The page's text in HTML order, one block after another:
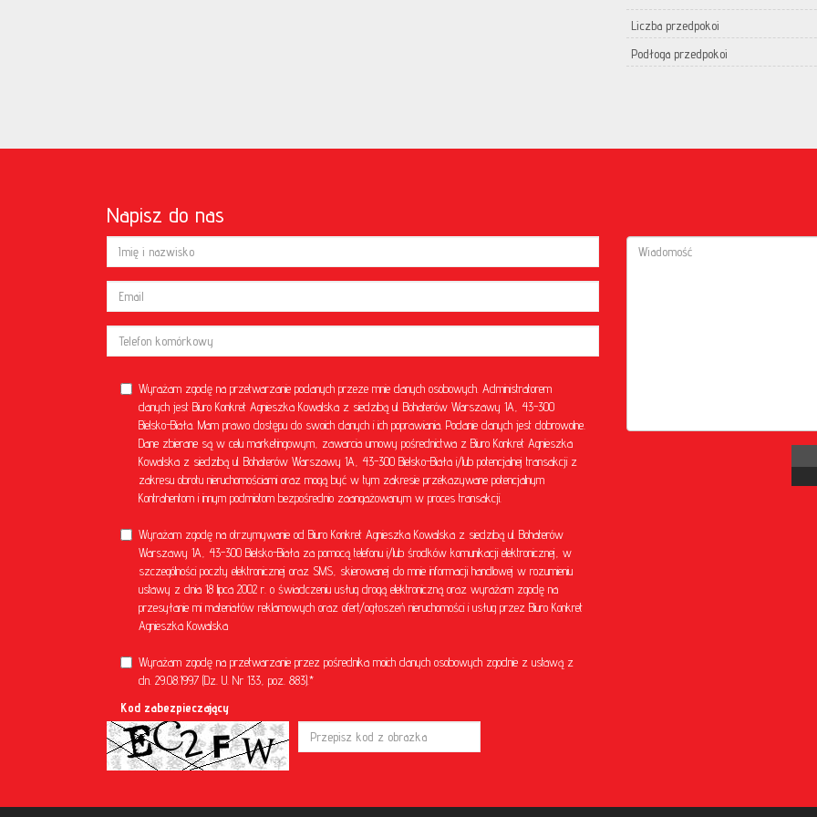
Liczba przedpokoi
Podłoga przedpokoi
Napisz do nas
Wyrażam zgodę na przetwarzanie podanych przeze mnie danych osobowych. Administratorem
danych jest Biuro Konkret Agnieszka Kowalska z siedzibą ul. Bohaterów Warszawy 1A, 43-300
Bielsko-Biała. Mam prawo dostępu do swoich danych i ich poprawiania. Podanie danych jest dobrowolne.
Dane zbierane są w celu marketingowym, zawarcia umowy pośrednictwa z Biuro Konkret Agnieszka
Kowalska z siedzibą ul. Bohaterów Warszawy 1A, 43-300 Bielsko-Biała i/lub potencjalnej transakcji z
zakresu obrotu nieruchomościami oraz mogą być w tym zakresie przekazywane potencjalnym
Kontrahentom i innym podmiotom bezpośrednio zaangażowanym w proces transakcji.
Wyrażam zgodę na otrzymywanie od Biuro Konkret Agnieszka Kowalska z siedzibą ul. Bohaterów
Warszawy 1A, 43-300 Bielsko-Biała za pomocą telefonu i/lub środków komunikacji elektronicznej, w
szczególności poczty elektronicznej oraz SMS, skierowanej do mnie informacji handlowej w rozumieniu
ustawy z dnia 18 lipca 2002 r. o świadczeniu usług drogą elektroniczną oraz wyrażam zgodę na
przesyłanie mi materiałów reklamowych oraz ofert/ogłoszeń nieruchomości i usług przez Biuro Konkret
Agnieszka Kowalska
Wyrażam zgodę na przetwarzanie przez pośrednika moich danych osobowych zgodnie z ustawą z
dn. 29.08.1997 (Dz. U. Nr 133, poz. 883).*
Kod zabezpieczający